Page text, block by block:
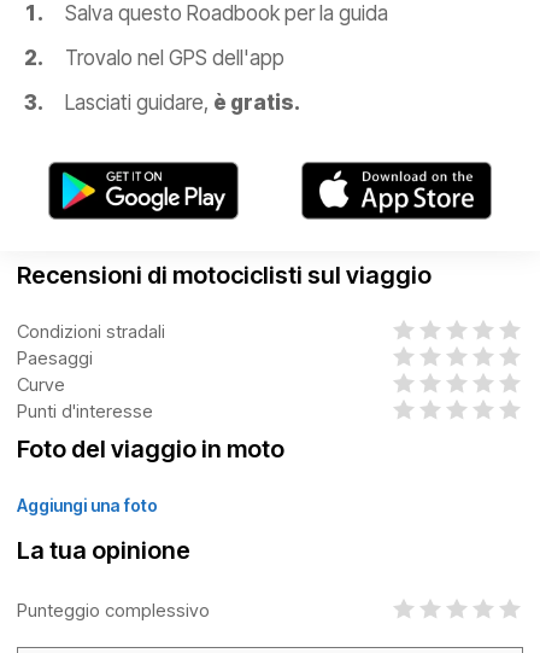
Salva questo Roadbook per la guida
Trovalo nel GPS dell'app
Lasciati guidare, è gratis.
Recensioni di motociclisti sul viaggio
Condizioni stradali
Paesaggi
Curve
Punti d'interesse
Foto del viaggio in moto
Aggiungi una foto
La tua opinione
Punteggio complessivo